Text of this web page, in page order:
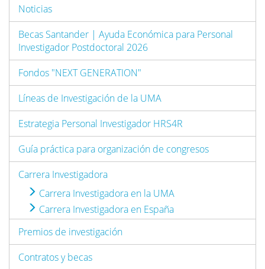
Noticias
Becas Santander | Ayuda Económica para Personal
Investigador Postdoctoral 2026
Fondos "NEXT GENERATION"
Líneas de Investigación de la UMA
Estrategia Personal Investigador HRS4R
Guía práctica para organización de congresos
Carrera Investigadora
Carrera Investigadora en la UMA
Carrera Investigadora en España
Premios de investigación
Contratos y becas